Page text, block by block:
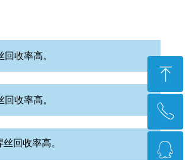
收率高。
收率高。
回收率高。
ꁸ
回到顶部
ꂅ
ꁗ